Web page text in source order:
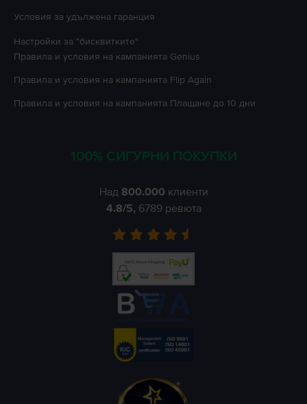
Условия за удължена гаранция
Настройки за "бисквитките"
Правила и условия на кампанията Genius
Правила и условия на кампанията Flip Again
Правила и условия на кампанията Плащане до 10 дни
100% СИГУРНИ ПОКУПКИ
Над 800.000 клиенти
4.8/5, 6789 ревюта